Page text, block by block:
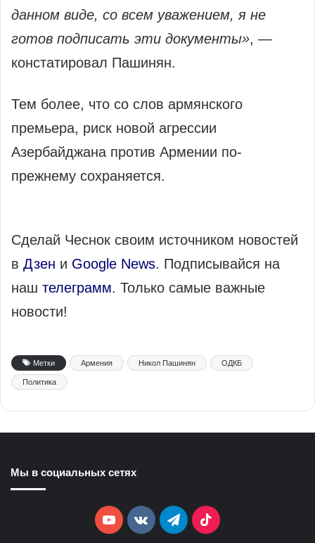
данном виде, со всем уважением, я не
готов подписать эти документы», —
констатировал Пашинян.
Тем более, что со слов армянского
премьера, риск новой агрессии
Азербайджана против Армении по-
прежнему сохраняется.
Сделай Чеснок своим источником новостей
в Дзен и Google News. Подписывайся на
наш телеграмм. Только самые важные
новости!
Метки Армения Никол Пашинян ОДКБ
Политика
Мы в социальных сетях
YouTubevk.comTelegramTikTok